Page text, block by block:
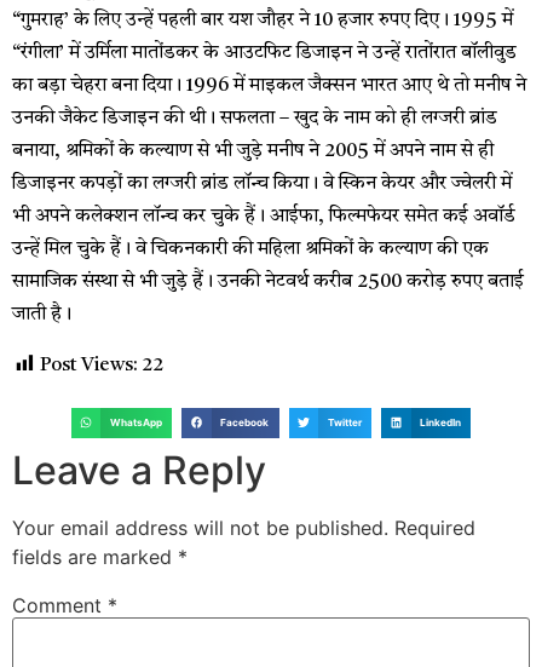
“गुमराह’ के लिए उन्हें पहली बार यश जौहर ने 10 हजार रुपए दिए। 1995 में
“रंगीला’ में उर्मिला मातोंडकर के आउटफिट ​डिजाइन ने उन्हें रातोंरात बॉलीवुड
का बड़ा चेहरा बना दिया। 1996 में माइकल जैक्सन भारत आए थे तो मनीष ने
उनकी जैकेट डिजाइन की थी। सफलता – खुद के नाम को ही लग्जरी ब्रांड
बनाया, श्रमिकों के कल्याण से भी जुड़े मनीष ने 2005 में अपने नाम से ही
डिजाइनर कपड़ों का लग्जरी ब्रांड लॉन्च किया। वे स्किन केयर और ज्वेलरी में
भी अपने कलेक्शन लॉन्च कर चुके हैं। आईफा, फिल्मफेयर समेत कई अवॉर्ड
उन्हें मिल चुके हैं। वे चिकनकारी की ​महिला श्रमिकों के ​कल्याण की एक
सामाजिक संस्था से भी जुड़े हैं। उनकी नेटवर्थ करीब 2500 करोड़ रुपए बताई
जाती है।
Post Views: 22
WhatsApp Facebook Twitter LinkedIn
Leave a Reply
Your email address will not be published. Required
fields are marked *
Comment *